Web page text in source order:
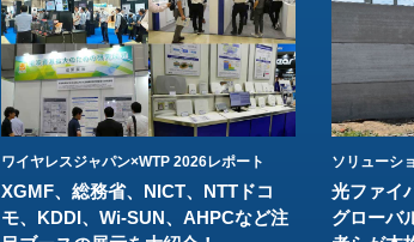
ワイヤレスジャパン×WTP 2026レポート
XGMF、総務省、NICT、NTTドコ
モ、KDDI、Wi-SUN、AHPCなど注
ソリューシ
光ファイ
グローバ